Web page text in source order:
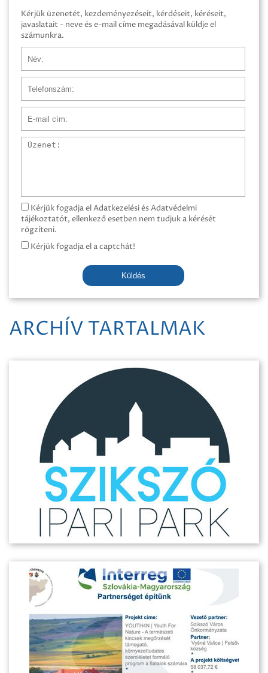
Kérjük üzenetét, kezdeményezéseit, kérdéseit, kéréseit,
javaslatait - neve és e-mail címe megadásával küldje el
számunkra.
Üzenet
Kérjük fogadja el Adatkezelési és Adatvédelmi
tájékoztatót, ellenkező esetben nem tudjuk a kérését
rögzíteni.
Kérjük fogadja el a captchát!
Küldés
ARCHÍV TARTALMAK